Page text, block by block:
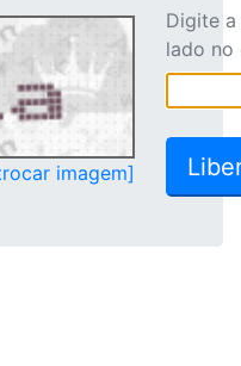
imagem]
Digite
lado no